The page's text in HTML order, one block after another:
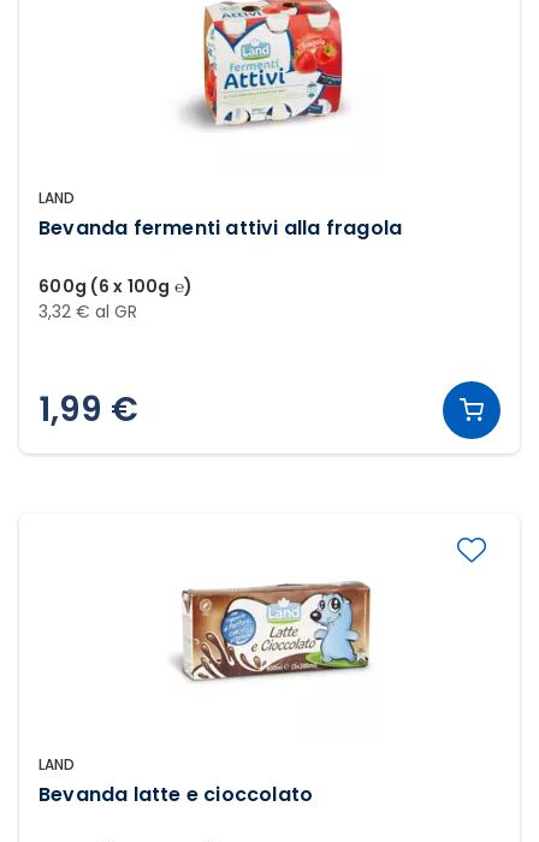
LAND
Bevanda fermenti attivi alla fragola
600g (6 x 100g ℮)
3,32 € al GR
1,99 €
LAND
Bevanda latte e cioccolato